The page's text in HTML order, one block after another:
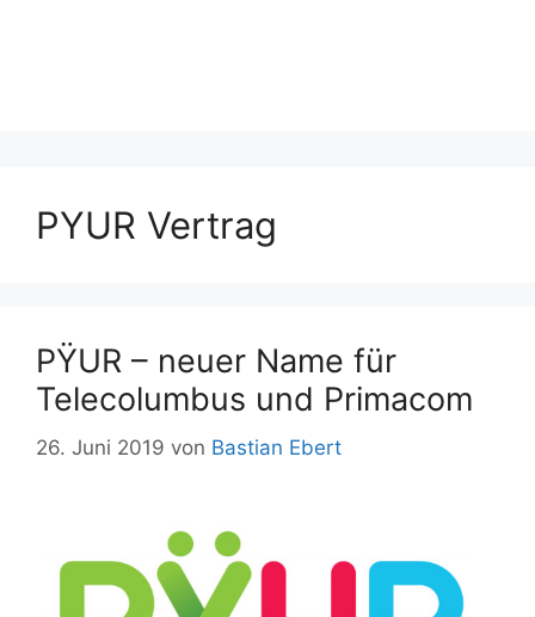
PYUR Vertrag
PŸUR – neuer Name für
Telecolumbus und Primacom
26. Juni 2019 von Bastian Ebert